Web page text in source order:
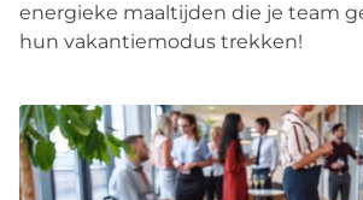
energieke maaltijden die je team
hun vakantiemodus trekken!